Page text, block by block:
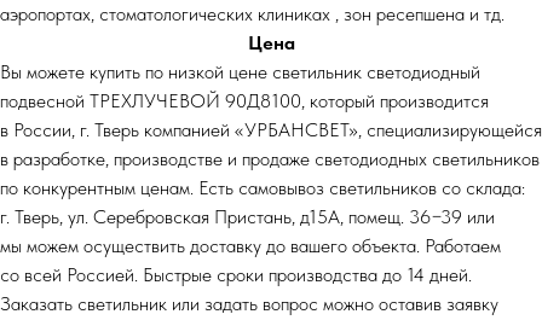
аэропортах, стоматологических клиниках , зон ресепшена и тд.
Цена
Вы можете купить по низкой цене светильник светодиодный
подвесной ТРЕХЛУЧЕВОЙ 90Д8100, который производится
в России, г. Тверь компанией «УРБАНСВЕТ», специализирующейся
в разработке, производстве и продаже светодиодных светильников
по конкурентным ценам. Есть самовывоз светильников со склада:
г. Тверь, ул. Серебровская Пристань, д15А, помещ. 36−39 или
мы можем осуществить доставку до вашего объекта. Работаем
со всей Россией. Быстрые сроки производства до 14 дней.
Заказать светильник или задать вопрос можно оставив заявку